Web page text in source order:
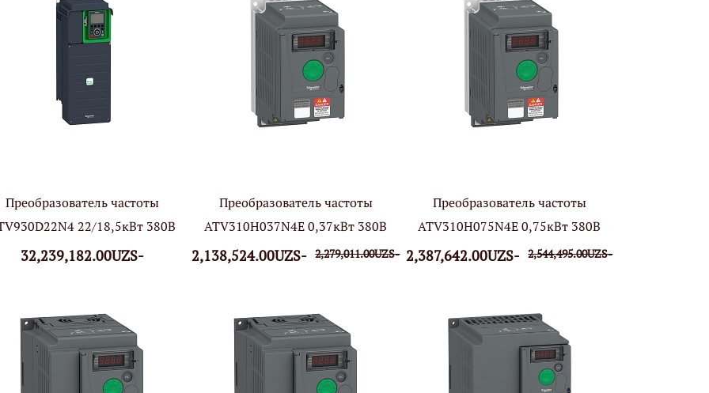
Преобразователь частоты
22/18,5кВт 380В
32,239,182.00UZS-
Преобразователь частоты
ATV310H037N4E 0,37кВт 380В
2,138,524.00UZS- 2,279,011.00UZS-
Преобразователь частоты
ATV310H075N4E 0,75кВт 380В
2,387,642.00UZS- 2,544,495.00UZS-